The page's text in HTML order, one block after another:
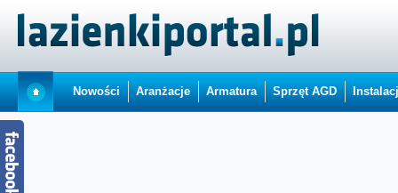
Nowości Aranżacje Armatura Sprzęt AGD